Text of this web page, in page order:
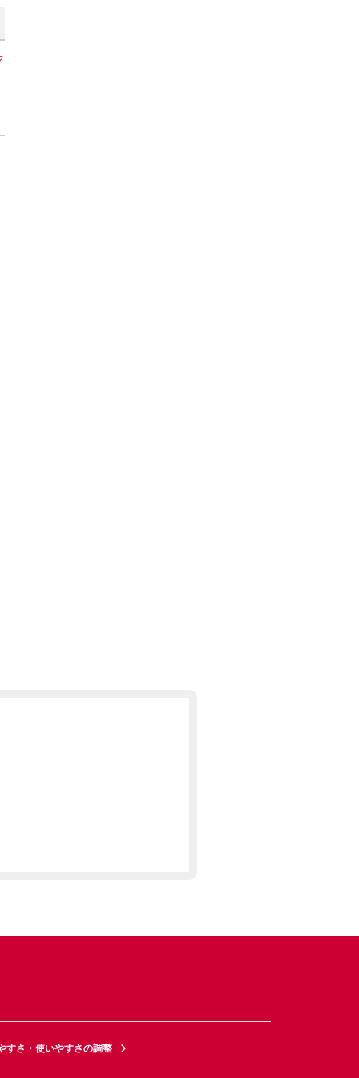
すさ・使いやすさの調整